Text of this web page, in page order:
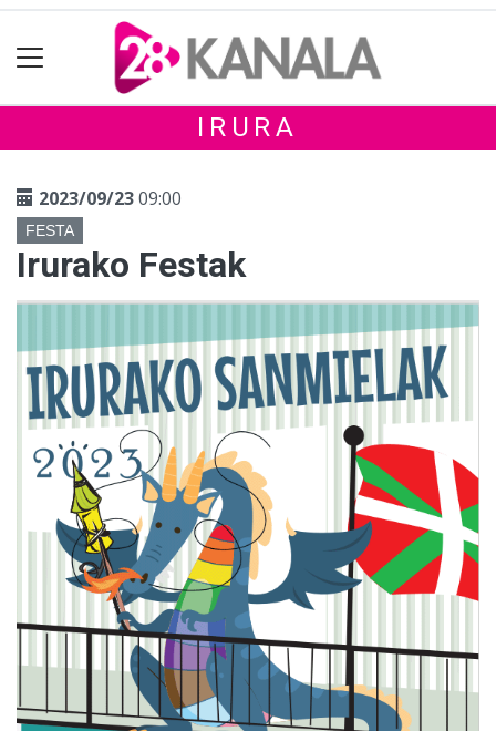
IRURA
2023/09/2309:00
FESTA
Irurako Festak